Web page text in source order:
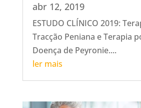
abr 12, 2019
ESTUDO CLÍNICO 2019:
Tracção Peniana e Terapia
Doença de Peyronie....
ler mais